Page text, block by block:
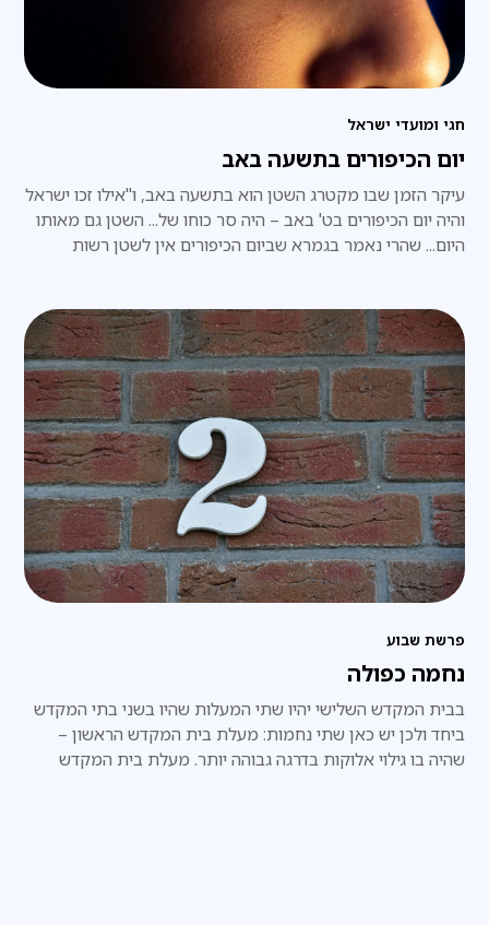
חגי ומועדי ישראל
יום הכיפורים בתשעה באב
עיקר הזמן שבו מקטרג השטן הוא בתשעה באב, ו"אילו זכו ישראל
והיה יום הכיפורים בט' באב – היה סר כוחו של... השטן גם מאותו
היום... שהרי נאמר בגמרא שביום הכיפורים אין לשטן רשות
פרשת שבוע
נחמה כפולה
בבית המקדש השלישי יהיו שתי המעלות שהיו בשני בתי המקדש
ביחד ולכן יש כאן שתי נחמות: מעלת בית המקדש הראשון –
שהיה בו גילוי אלוקות בדרגה גבוהה יותר. מעלת בית המקדש